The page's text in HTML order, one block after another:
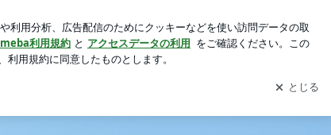
新規登録 ログイン